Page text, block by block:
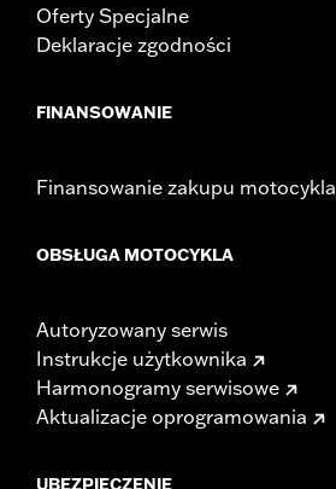
Oferty Specjalne
Deklaracje zgodności
FINANSOWANIE
Finansowanie zakupu motocykla
OBSŁUGA MOTOCYKLA
Autoryzowany serwis
Instrukcje użytkownika
Harmonogramy serwisowe
Aktualizacje oprogramowania
UBEZPIECZENIE